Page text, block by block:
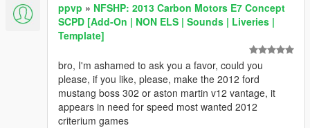
ppvp » NFSHP: 2013 Carbon Motors E7 Concept
SCPD [Add-On | NON ELS | Sounds | Liveries |
Template]
bro, I'm ashamed to ask you a favor, could you
please, if you like, please, make the 2012 ford
mustang boss 302 or aston martin v12 vantage, it
appears in need for speed most wanted 2012
criterium games